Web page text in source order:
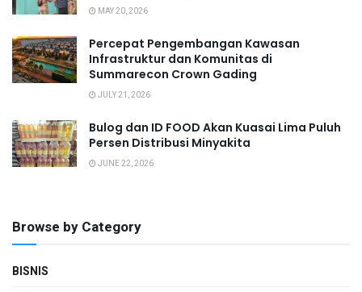
MAY 20, 2026
Percepat Pengembangan Kawasan
Infrastruktur dan Komunitas di
Summarecon Crown Gading
JULY 21, 2026
Bulog dan ID FOOD Akan Kuasai Lima Puluh
Persen Distribusi Minyakita
JUNE 22, 2026
Browse by Category
BISNIS